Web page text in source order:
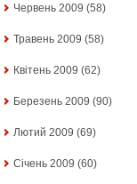
Червень 2009 (58)
Травень 2009 (58)
Квітень 2009 (62)
Березень 2009 (90)
Лютий 2009 (69)
Січень 2009 (60)